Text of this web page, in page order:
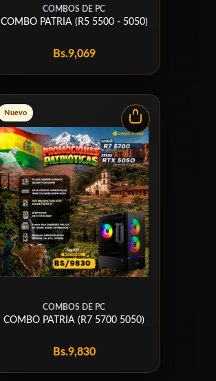
COMBOS DE PC
COMBO PATRIA (R5 5500 - 5050)
Bs.9,069
Nuevo
COMBOS DE PC
COMBO PATRIA (R7 5700 5050)
Bs.9,830